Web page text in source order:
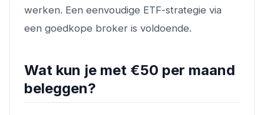
werken. Een eenvoudige ETF-strategie via
een goedkope broker is voldoende.
Wat kun je met €50 per maand
beleggen?